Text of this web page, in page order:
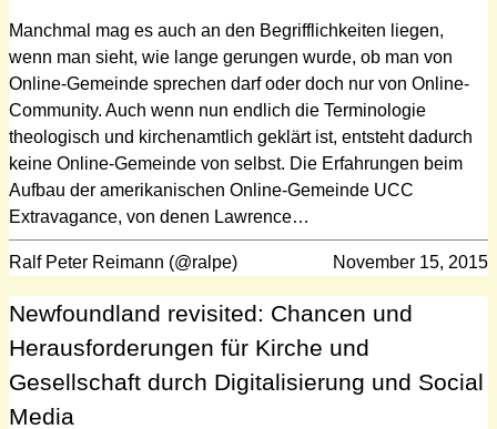
Manchmal mag es auch an den Begrifflichkeiten liegen,
wenn man sieht, wie lange gerungen wurde, ob man von
Online-Gemeinde sprechen darf oder doch nur von Online-
Community. Auch wenn nun endlich die Terminologie
theologisch und kirchenamtlich geklärt ist, entsteht dadurch
keine Online-Gemeinde von selbst. Die Erfahrungen beim
Aufbau der amerikanischen Online-Gemeinde UCC
Extravagance, von denen Lawrence…
Ralf Peter Reimann (@ralpe) November 15, 2015
Newfoundland revisited: Chancen und
Herausforderungen für Kirche und
Gesellschaft durch Digitalisierung und Social
Media